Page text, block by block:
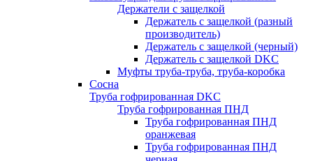
Держатели с защелкой
Держатель с защелкой (разный
производитель)
Держатель с защелкой (черный)
Держатель с защелкой DKC
Муфты труба-труба, труба-коробка
Сосна
Труба гофрированная DKC
Труба гофрированная ПНД
Труба гофрированная ПНД
оранжевая
Труба гофрированная ПНД